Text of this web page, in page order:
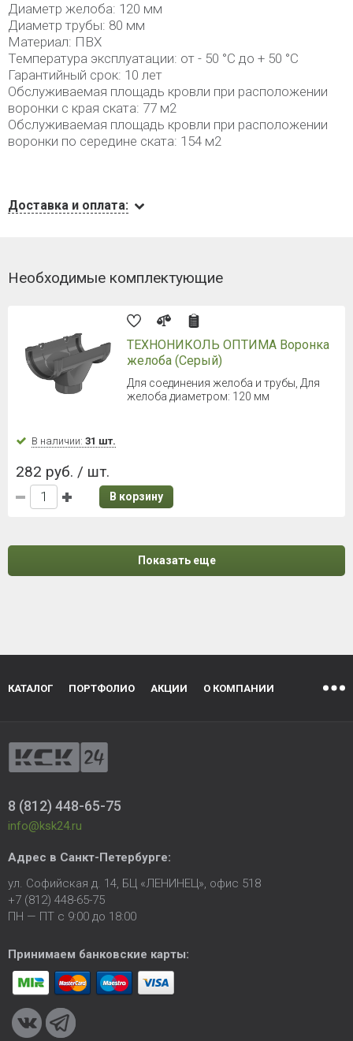
Диаметр желоба: 120 мм
Диаметр трубы: 80 мм
Материал: ПВХ
Температура эксплуатации: от - 50 °C до + 50 °C
Гарантийный срок: 10 лет
Обслуживаемая площадь кровли при расположении
воронки с края ската: 77 м2
Обслуживаемая площадь кровли при расположении
воронки по середине ската: 154 м2
Доставка и оплата:
Необходимые комплектующие
ТЕХНОНИКОЛЬ ОПТИМА Воронка
желоба (Серый)
Для соединения желоба и трубы, Для
желоба диаметром: 120 мм
В наличии: 31 шт.
282 руб. / шт.
В корзину
Показать еще
КАТАЛОГ ПОРТФОЛИО АКЦИИ О КОМПАНИИ
8 (812) 448-65-75
info@ksk24.ru
Адрес в Санкт-Петербурге:
ул. Софийская д. 14, БЦ «ЛЕНИНЕЦ», офис 518
+7 (812) 448-65-75
ПН — ПТ с 9:00 до 18:00
Принимаем банковские карты: